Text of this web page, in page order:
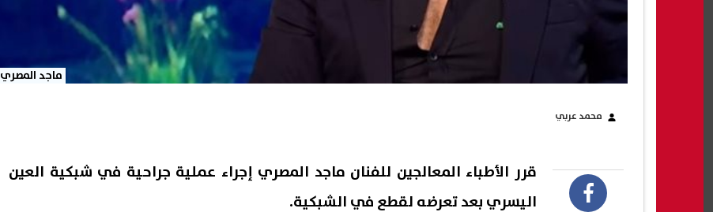
ماجد المصري
محمد عربي
قرر الأطباء المعالجين للفنان ماجد المصري إجراء عملية جراحية في شبكية العين
اليسري بعد تعرضه لقطع في الشبكية.